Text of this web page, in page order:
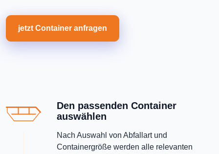
jetzt Container anfragen
Den passenden Container
auswählen
Nach Auswahl von Abfallart und
Containergröße werden alle relevanten